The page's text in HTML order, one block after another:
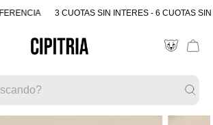
3 CUOTAS SIN INTERES - 6 CUOTAS